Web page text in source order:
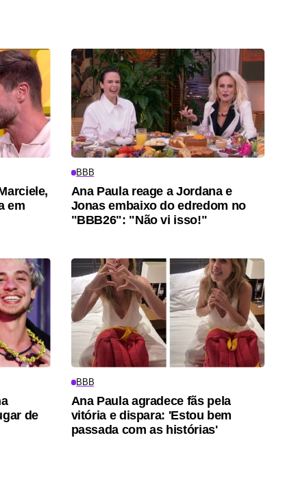
em
BBB
Ana Paula reage a Jordana e
Jonas embaixo do edredom no
"BBB26": "Não vi isso!"
de
BBB
Ana Paula agradece fãs pela
vitória e dispara: 'Estou bem
passada com as histórias'